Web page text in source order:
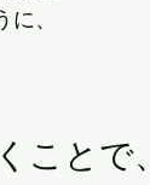
、
ことで、